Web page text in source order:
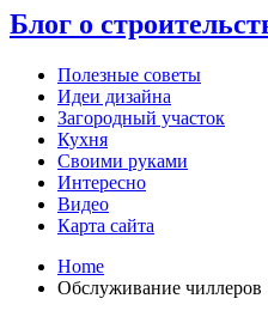
Блог о
Полезные советы
Идеи дизайна
Загородный участок
Кухня
Своими руками
Интересно
Видео
Карта сайта
Home
Обслуживание чиллеров